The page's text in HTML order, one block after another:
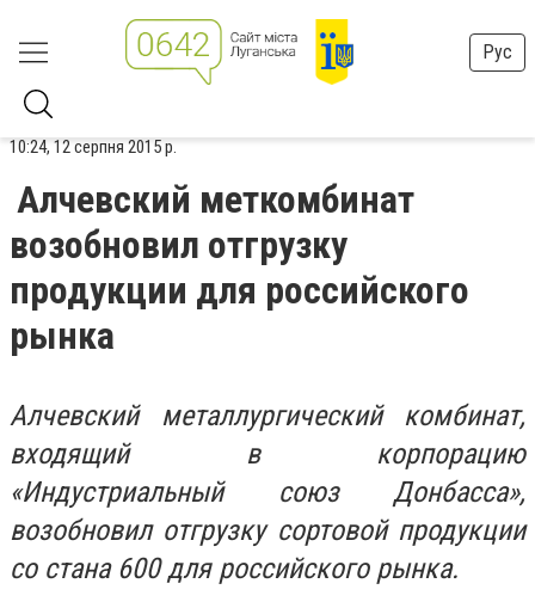
Рус
10:24, 12 серпня 2015 р.
Алчевский меткомбинат
возобновил отгрузку
продукции для российского
рынка
Алчевский металлургический комбинат,
входящий в корпорацию
«Индустриальный союз Донбасса»,
возобновил отгрузку сортовой продукции
со стана 600 для российского рынка.